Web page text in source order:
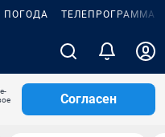
ПОГОДА ТЕЛЕПРОГРАММА
Согласен